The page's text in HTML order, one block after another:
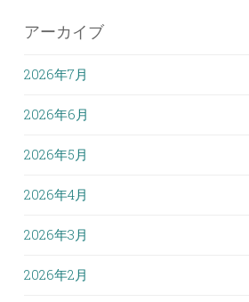
アーカイブ
2026年7月
2026年6月
2026年5月
2026年4月
2026年3月
2026年2月